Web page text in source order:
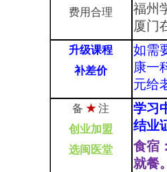
费用合理
福州
厦门
升级课程
补差价
如需
康一
元给
备★注
创业加盟
选闽医堂
学习
结业
食宿
就餐